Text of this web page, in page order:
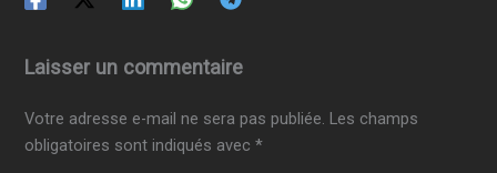
Laisser un commentaire
Votre adresse e-mail ne sera pas publiée. Les champs
obligatoires sont indiqués avec*